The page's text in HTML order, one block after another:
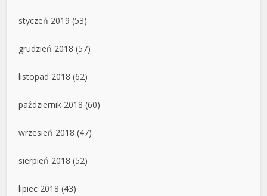
styczeń 2019 (53)
grudzień 2018 (57)
listopad 2018 (62)
październik 2018 (60)
wrzesień 2018 (47)
sierpień 2018 (52)
lipiec 2018 (43)